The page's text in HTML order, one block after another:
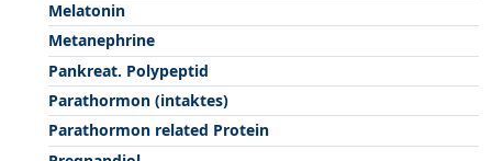
Melatonin
Metanephrine
Pankreat. Polypeptid
Parathormon (intaktes)
Parathormon related Protein